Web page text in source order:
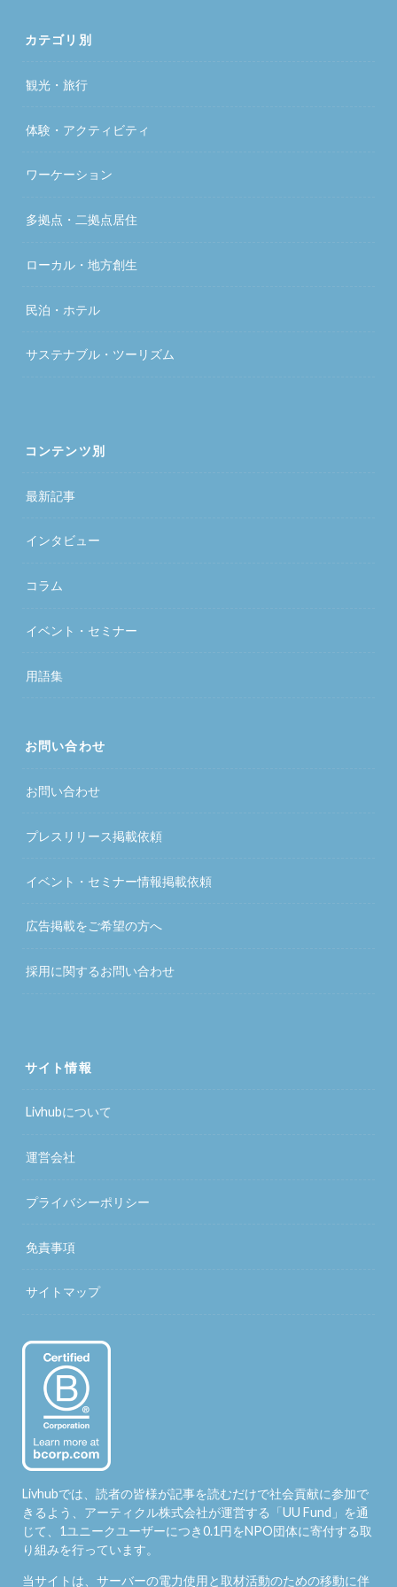
カテゴリ別
観光・旅行
体験・アクティビティ
ワーケーション
多拠点・二拠点居住
ローカル・地方創生
民泊・ホテル
サステナブル・ツーリズム
コンテンツ別
最新記事
インタビュー
コラム
イベント・セミナー
用語集
お問い合わせ
お問い合わせ
プレスリリース掲載依頼
イベント・セミナー情報掲載依頼
広告掲載をご希望の方へ
採用に関するお問い合わせ
サイト情報
Livhubについて
運営会社
プライバシーポリシー
免責事項
サイトマップ
Livhubでは、読者の皆様が記事を読むだけで社会貢献に参加で
きるよう、アーティクル株式会社が運営する「UU Fund 」を通
じて、1ユニークユーザーにつき0.1円をNPO団体に寄付する取
り組みを行っています。
当サイトは、サーバーの電力使用と取材活動のための移動に伴